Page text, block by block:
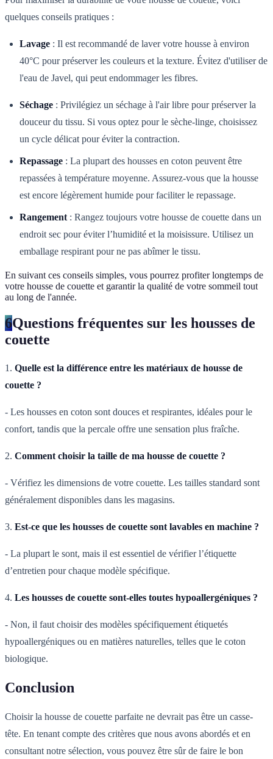
quelques conseils pratiques :
Lavage : Il est recommandé de laver votre housse à environ
40°C pour préserver les couleurs et la texture. Évitez d'utiliser de
l'eau de Javel, qui peut endommager les fibres.
Séchage : Privilégiez un séchage à l'air libre pour préserver la
douceur du tissu. Si vous optez pour le sèche-linge, choisissez
un cycle délicat pour éviter la contraction.
Repassage : La plupart des housses en coton peuvent être
repassées à température moyenne. Assurez-vous que la housse
est encore légèrement humide pour faciliter le repassage.
Rangement : Rangez toujours votre housse de couette dans un
endroit sec pour éviter l’humidité et la moisissure. Utilisez un
emballage respirant pour ne pas abîmer le tissu.
En suivant ces conseils simples, vous pourrez profiter longtemps de
votre housse de couette et garantir la qualité de votre sommeil tout
au long de l'année.
6Questions fréquentes sur les housses de
couette
1. Quelle est la différence entre les matériaux de housse de
couette ?
- Les housses en coton sont douces et respirantes, idéales pour le
confort, tandis que la percale offre une sensation plus fraîche.
2. Comment choisir la taille de ma housse de couette ?
- Vérifiez les dimensions de votre couette. Les tailles standard sont
généralement disponibles dans les magasins.
3. Est-ce que les housses de couette sont lavables en machine ?
- La plupart le sont, mais il est essentiel de vérifier l’étiquette
d’entretien pour chaque modèle spécifique.
4. Les housses de couette sont-elles toutes hypoallergéniques ?
- Non, il faut choisir des modèles spécifiquement étiquetés
hypoallergéniques ou en matières naturelles, telles que le coton
biologique.
Conclusion
Choisir la housse de couette parfaite ne devrait pas être un casse-
tête. En tenant compte des critères que nous avons abordés et en
consultant notre sélection, vous pouvez être sûr de faire le bon